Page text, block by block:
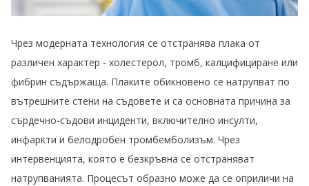
Чрез модерната технология се отстранява плака от
различен характер - холестерол, тромб, калцифициране или
фибрин съдържаща. Плаките обикновено се натрупват по
вътрешните стени на съдовете и са основната причина за
сърдечно-съдови инциденти, включително инсулти,
инфаркти и белодробен тромбемболизъм. Чрез
интервенцията, която е безкръвна се отстраняват
натрупванията. Процесът образно може да се оприличи на